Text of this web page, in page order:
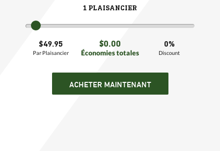
1 PLAISANCIER
$49.95
Par Plaisancier
$0.00
Économies totales
0%
Discount
ACHETER MAINTENANT